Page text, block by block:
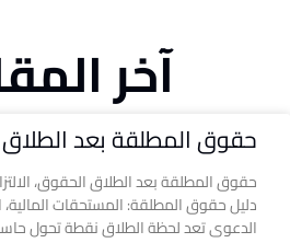
آخر
حقوق المطلقة بعد الطلاق
حقوق المطلقة بعد الطلاق الحقوق،
دليل حقوق المطلقة: المستحقات المالية،
الدعوى تعد لحظة الطلاق نقطة تحول